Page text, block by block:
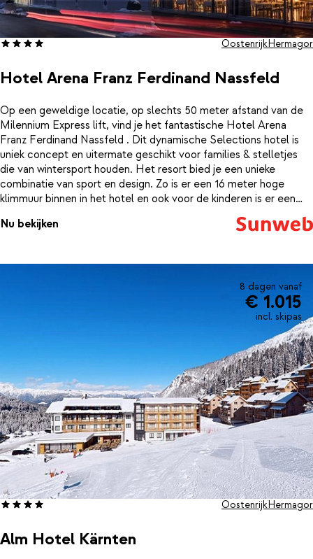
Hotel Arena Franz Ferdinand Nassfeld
OostenrijkHermagor
Op een geweldige locatie, op slechts 50 meter afstand van de
Milennium Express lift, vind je het fantastische Hotel Arena
Franz Ferdinand Nassfeld . Dit dynamische Selections hotel is
uniek concept en uitermate geschikt voor families & stelletjes
die van wintersport houden. Het resort bied je een unieke
combinatie van sport en design. Zo is er een 16 meter hoge
klimmuur binnen in het hotel en ook voor de kinderen is er een
aparte klimmuur en fantastische binnenspeeltuin. Het hotel biedt
verzorgde & sfeervol ingerichte kamers, die beschikken over een
kun je voor een welverdiend après-ski drankje terecht in de
gezellige lounge van Hotel Arena Franz Ferdinand Nassfeld. Zin
in wat ontspanning? Duik dan nog even de wellness in! Je vind
hier een speciale disco-sauna en een winter wonderland-sauna
en een Turks stoombad, waar je je spieren weer lekker kan laten
opwarmen. Ook vind je hier een prachtige infinity pool met een
spectaculair uitzicht op de besneeuwde bergtoppen. In het
restaurant staat ’s morgens en ’s avonds een heerlijk buffet voor
je klaar met regionale specialiteiten. ’s Morgens geniet je van
een zeer uitgebreid ontbijt en ’s avonds is er geregeld een
bijzonder themabuffet. Van een Aziatisch tot een typisch Alpen
buffet: alles is tot in de puntjes verzorgd en van een fantastische
kwaliteit. Leuk om te weten: speciaal voor kinderen is er de leuke
kids & teens club, compleet met grote binnenspeeltuin,
knutselhoek en babyhoek. Dagelijks zijn er verschillende leuke
activiteiten of workshops. De teens club is uitgerust met
Nu bekijken
8 dagen vanaf
€ 1.015
incl. skipas
Alm Hotel Kärnten
OostenrijkHermagor